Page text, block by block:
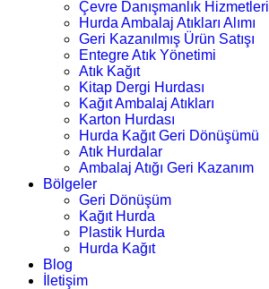
Çevre Danışmanlık Hizmetleri
Hurda Ambalaj Atıkları Alımı
Geri Kazanılmış Ürün Satışı
Entegre Atık Yönetimi
Atık Kağıt
Kitap Dergi Hurdası
Kağıt Ambalaj Atıkları
Karton Hurdası
Hurda Kağıt Geri Dönüşümü
Atık Hurdalar
Ambalaj Atığı Geri Kazanım
Bölgeler
Geri Dönüşüm
Kağıt Hurda
Plastik Hurda
Hurda Kağıt
Blog
İletişim